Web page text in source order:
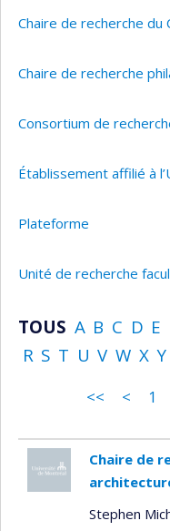
Chaire de recherche du
Chaire de recherche
Consortium de
Établissement affilié à
Plateforme
Unité de recherche
TOUS A B C D E
R S T U V W X Y
<< < 1
Chaire de
Stephen